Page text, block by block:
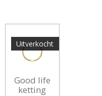
Uitverkocht
Good life
ketting